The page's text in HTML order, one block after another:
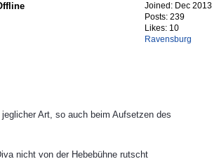
Joined: Dec 2013
Posts: 239
Likes: 10
Ravensburg
Art, so auch beim Aufsetzen des
nicht von der Hebebühne rutscht